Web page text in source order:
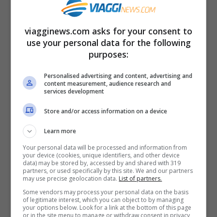
storico è caratterizzata da una cinta
muraria che risale all’epoca romana con
una porta romana che segna l’ingresso.
Le attrazioni del borgo più antico
d’Italia
viagginews.com asks for your consent to
use your personal data for the following
purposes:
Personalised advertising and content, advertising and
content measurement, audience research and
services development
Store and/or access information on a device
Learn more
Your personal data will be processed and information from
your device (cookies, unique identifiers, and other device
data) may be stored by, accessed by and shared with 319
partners, or used specifically by this site. We and our partners
may use precise geolocation data. List of partners.
Some vendors may process your personal data on the basis
of legitimate interest, which you can object to by managing
your options below. Look for a link at the bottom of this page
or in the site menu to manage or withdraw consent in privacy